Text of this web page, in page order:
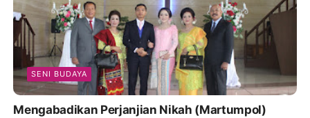
SENI BUDAYA
Mengabadikan Perjanjian Nikah (Martumpol)